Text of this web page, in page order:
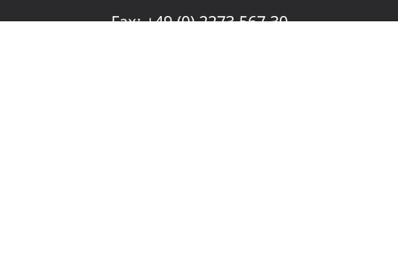
Fax: +49 (0) 2273 567 30